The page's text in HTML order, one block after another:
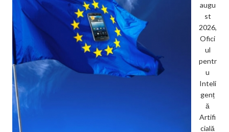
augu
st
2026,
Ofici
ul
pentr
u
Inteli
genț
ă
Artifi
cială